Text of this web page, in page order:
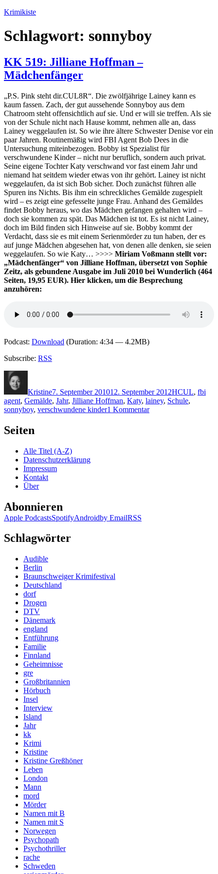
Zum
springen
Krimikiste
Schlagwort: sonnyboy
KK 519: Jilliane Hoffman –
Mädchenfänger
„P.S. Pink steht dir.CUL8R“. Die zwölfjährige Lainey kann es
kaum fassen. Zach, der gut aussehende Sonnyboy aus dem
Chatroom steht offensichtlich auf sie. Und er will sie treffen. Als sie
von der Schule nicht nach Hause kommt, nehmen alle an, dass
Lainey weggelaufen ist. So wie ihre ältere Schwester Denise vor ein
paar Jahren. Routinemäßig wird FBI Agent Bob Dees in die
Untersuchung miteinbezogen. Bobby ist Spezialist für
verschwundene Kinder – nicht nur beruflich, sondern auch privat.
Seine eigene Tochter Katy verschwand vor fast einem Jahr und
niemand hat seitdem wieder etwas von ihr gehört. Lainey ist nicht
weggelaufen, da ist sich Bob sicher. Doch zunächst führen alle
Spuren ins Nichts. Bis ihm ein schreckliches Gemälde zugespielt
wird – es zeigt eine gefesselte junge Frau. Anhand des Gemäldes
findet Bobby heraus, wo das Mädchen gefangen gehalten wird –
doch sie kommen zu spät. Das Mädchen ist tot. Es ist nicht Lainey,
doch im Bild finden sich Hinweise auf sie. Bobby kommt der
Verdacht, dass sie es mit einem Serienmörder zu tun haben, der es
auf junge Mädchen abgesehen hat, von denen alle denken, sie seien
weggelaufen. So wie Katy… >>>> Miriam Voßmann stellt vor:
„Mädchenfänger“ von Jilliane Hoffman, übersetzt von Sophie
Zeitz, als gebundene Ausgabe im Juli 2010 bei Wunderlich (464
Seiten, 19,95 EUR). Hier klicken, um die Besprechung
anzuhören:
Podcast: Download (Duration: 4:34 — 4.2MB)
Subscribe: RSS
Kristine7. September 201012. September 2012HCUL, fbi
agent, Gemälde, Jahr, Jilliane Hoffman, Katy, lainey, Schule,
sonnyboy, verschwundene kinder1 Kommentarzu
Seiten
Alle Titel (A-Z)
Datenschutzerklärung
Impressum
Kontakt
Über
Abonnieren
Apple PodcastsSpotifyAndroidby EmailRSS
Schlagwörter
Audible
Berlin
Braunschweiger Krimifestival
Deutschland
dorf
Drogen
DTV
Dänemark
england
Entführung
Familie
Finnland
Geheimnisse
gre
Großbritannien
Hörbuch
Insel
Interview
Island
Jahr
kk
Krimi
Kristine
Kristine Greßhöner
Leben
London
Mann
mord
Mörder
Namen mit B
Namen mit S
Norwegen
Psychopath
Psychothriller
rache
Schweden